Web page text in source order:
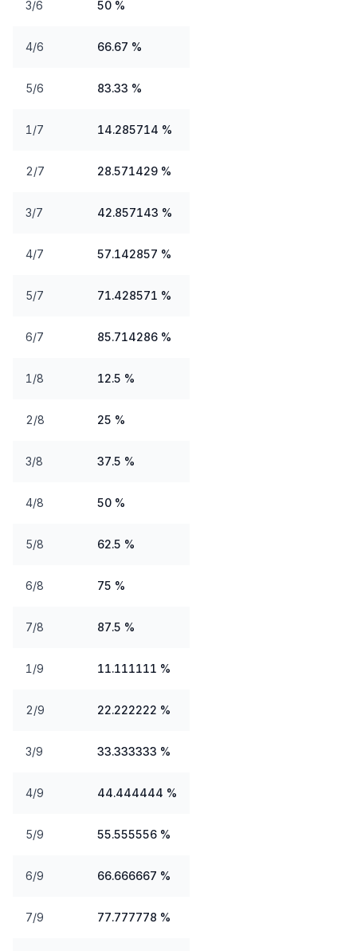
3/6 50 %
4/6 66.67 %
5/6 83.33 %
1/7 14.285714 %
2/7 28.571429 %
3/7 42.857143 %
4/7 57.142857 %
5/7 71.428571 %
6/7 85.714286 %
1/8 12.5 %
2/8 25 %
3/8 37.5 %
4/8 50 %
5/8 62.5 %
6/8 75 %
7/8 87.5 %
1/9 11.111111 %
2/9 22.222222 %
3/9 33.333333 %
4/9 44.444444 %
5/9 55.555556 %
6/9 66.666667 %
7/9 77.777778 %